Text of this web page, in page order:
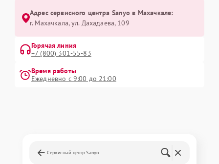
Адрес сервисного центра Sanyo в Махачкале:
г. Махачкала, ул. Дахадаева, 109
Горячая линия
+7 (800) 301-55-83
Время работы
Ежедневно с 9:00 до 21:00
Сервисный центр Sanyo